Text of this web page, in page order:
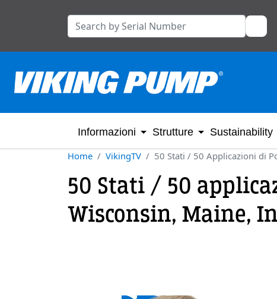
Informazioni Strutture Sustainability
Home VikingTV 50 Stati / 50 Applicazioni di
50 Stati / 50
Wisconsin, Maine,